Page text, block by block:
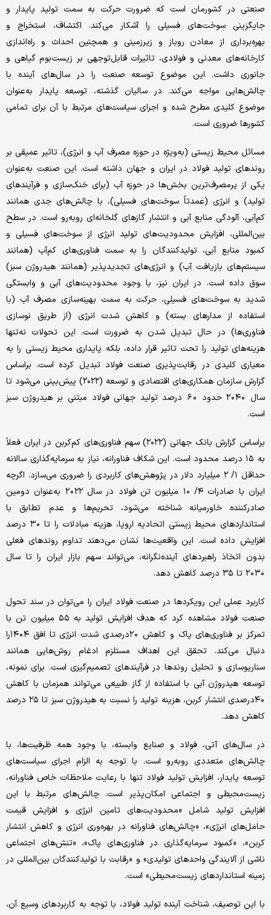
صنعتی‌ در کشورمان است‌ که‌ ضرورت حرکت‌ به‌ سمت‌ تولید پایدار و
جایگزینی‌ سوخت‌های‌ فسیلی‌ را آشکار می‌کند. اکتشاف، استخراج و
بهره‌برداری‌ از معادن روباز و زیرزمینی‌ و همچنین‌ احداث و راه‌اندازی‌
کارخانه‌های‌ معدنی‌ و فولادی‌، تاثیرات قابل‌توجهی بر زیست‌بوم گیاهی‌ و
جانوری‌ داشت. این‌ موضوع توسعه‌ صنعت‌ را در سال‌های‌ آینده با
چالش‌هایی‌ مواجه‌ می‌کند. در سالیان گذشته‌، توسعه‌ پایدار به‌عنوان
موضوع کلیدی‌ مطرح شده و اجرای‌ سیاست‌های‌ مرتبط‌ با آن برای‌ تمامی‌
کشورها ضروری‌ است‌.
مسائل‌ محیط‌ زیستی‌ (به‌ویژه در حوزه مصرف آب و انرژی‌)، تاثیر عمیقی‌ بر
روندهای‌ تولید فولاد در ایران و جهان داشته‌ است‌. این‌ صنعت‌ به‌عنوان
یکی‌ از پرمصرف‌ترین‌ بخش‌ها در حوزه آب (برای‌ خنک‌سازی‌ و فرآیندهای‌
تولید) و انرژی‌ (عمدتاً سوخت‌های‌ فسیلی‌)، با چالش‌های‌ جدی‌ همانند
کم‌آبی‌، آلودگی‌ منابع‌ آبی‌ و انتشار گازهای‌ گلخانه‌ای‌ روبه‌رو است‌. در سطح‌
بین‌المللی‌، افزایش‌ محدودیت‌های‌ تولید انرژی‌ از سوخت‌‌های‌ فسیلی‌ و
کمبود منابع‌ آبی‌، تولیدکنندگان را به‌ سمت‌ فناوری‌های‌ کم‌آب (همانند
سیستم‌های‌ بازیافت‌ آب) و انرژی‌های‌ تجدیدپذیر (همانند هیدروژن سبز)
سوق داده است‌. در ایران نیز، با وجود محدودیت‌های‌ آبی‌ و وابستگی‌
شدید به‌ سوخت‌های‌ فسیلی‌، حرکت‌ به‌ سمت‌ بهینه‌سازی‌ مصرف آب (با
استفاده از مدارهای‌ بسته‌) و کاهش‌ شدت انرژی‌ (از طریق‌ نوسازی‌
فناوری‌ها) در حال تبدیل ‌شدن به‌ ضرورت است‌. این‌ تحولات نه‌تنها
هزینه‌های‌ تولید را تحت‌ تاثیر قرار داده، بلکه‌ پایداری‌ محیط‌ زیستی‌ را به‌
معیاری‌ کلیدی‌ در رقابت‌پذیری‌ صنعت‌ فولاد تبدیل‌ کرده است‌. براساس
گزارش سازمان همکاری‌‌های اقتصادی و توسعه‌ (۲۰۲۲) پیش‌بینی‌ می‌شود تا
سال ٢٠٤٠ حدود ٦٠ درصد تولید جهانی‌ فولاد مبتنی‌ بر هیدروژن سبز
است.
براساس گزارش بانک جهانی (۲۰۲۲) سهم‌ فناوری‌های‌ کم‌کربن‌ در ایران فعلاً
به‌ ١٥ درصد محدود است‌. این‌ شکاف فناورانه‌، نیاز به‌ سرمایه‌گذاری‌ سالانه‌
حداقل‌ ۱/ ۲ میلیارد دلار در پژوهش‌های‌ کاربردی‌ را ضروری می‌سازد. اگرچه‌
ایران با صادرات ۴/ ۱۰ میلیون تن‌ فولاد در سال ٢٠٢٢ به‌عنوان دومین‌
صادرکننده خاورمیانه‌ شناخته‌ می‌شود، تحریم‌ها و عدم تطابق‌ با
استانداردهای‌ محیط‌ زیستی اتحادیه‌ اروپا، هزینه‌ مبادلات را تا ٣٠ درصد
افزایش‌ داده است‌. این‌ واقعیت‌ها نشان می‌دهند تداوم روندهای‌ فعلی‌
بدون اتخاذ راهبردهای‌ آینده‌نگرانه‌، می‌تواند سهم‌ بازار ایران را تا سال
٢٠٣٠ تا ٣٥ درصد کاهش‌ دهد.
کاربرد عملی‌ این‌ رویکردها در صنعت‌ فولاد ایران را می‌توان در سند تحول
صنعت‌ فولاد مشاهده کرد که‌ هدف افزایش‌ تولید به‌ ٥٥ میلیون تن‌ با
تمرکز بر فناوری‌های‌ پاک و کاهش‌ ٢٠درصدی‌ شدت انرژی‌ تا افق‌ ١٤٠٤را
دنبال می‌کند. تحقق‌ این‌ اهداف مستلزم ادغام روش‌هایی‌ همانند
سناریوسازی‌ و تحلیل‌ روندها در فرآیندهای‌ تصمیم‌گیری‌ است‌. برای‌ نمونه‌،
توسعه‌ هیدروژن آبی‌ با استفاده از گاز طبیعی‌ می‌تواند همزمان با کاهش‌
٤٠درصدی‌ انتشار کربن‌، هزینه‌ تولید را نسبت‌ به‌ هیدروژن سبز تا ٢٥ درصد
کاهش‌ دهد.
در سال‌های‌ آتی‌، فولاد و صنایع‌ وابسته‌، با وجود همه‌ ظرفیت‌ها، با
چالش‌های‌ متعددی‌ روبه‌رو است. با توجه‌ به‌ الزام اجرای‌ سیاست‌های‌
توسعه‌ پایدار، افزایش‌ تولید فولاد تنها با رعایت‌ ملاحظات خاص فناورانه‌،
زیست‌محیطی‌ و اجتماعی‌ امکان‌پذیر است‌. چالش‌های‌ مرتبط‌ با این‌
افزایش‌ تولید شامل «محدودیت‌های‌ تامین‌ انرژی‌ و افزایش‌ قیمت‌
حامل‌های‌ انرژی‌»، «چالش‌های‌ فناورانه‌ در بهره‌وری‌ انرژی‌ و کاهش انتشار
کربن»، ‌«کمبود سرمایه‌گذاری‌ در فناوری‌های‌ پاک»، «تنش‌های‌ اجتماعی‌
ناشی‌ از آلایندگی‌ واحدهای‌ تولیدی» و «رقابت‌ با تولیدکنندگان بین‌المللی‌ در
زمینه‌ استانداردهای‌ زیست‌محیطی»‌ است.
با این‌ توصیف‌، شناخت‌ آینده تولید فولاد، با توجه‌ به‌ کاربردهای‌ وسیع‌ آن،